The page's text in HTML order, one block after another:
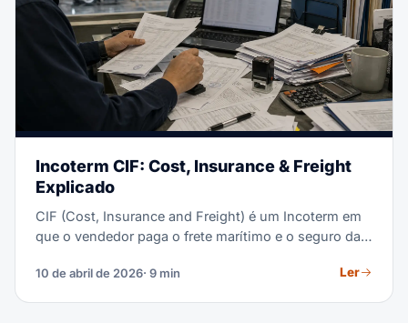
Incoterm CIF: Cost, Insurance & Freight
Explicado
CIF (Cost, Insurance and Freight) é um Incoterm em
que o vendedor paga o frete marítimo e o seguro da
transferido ao comprador quando as mercadorias são
10 de abril de 2026· 9 min Ler